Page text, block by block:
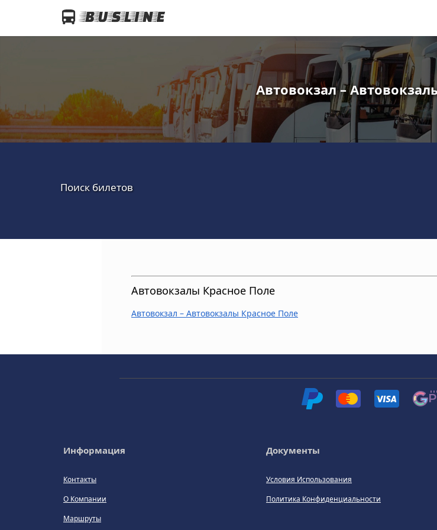
Автовокзал –
Поиск билетов
Автовокзалы Красное Поле
Автовокзал – Автовокзалы Красное Поле
Информация
Контакты
О Компании
Маршруты
Документы
Условия Использования
Политика Конфиденциальности